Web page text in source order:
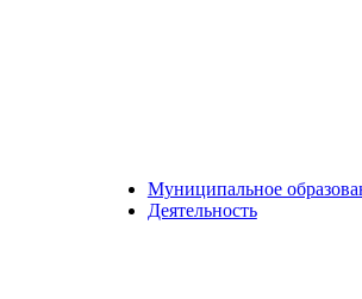
Муниципальное
Деятельность